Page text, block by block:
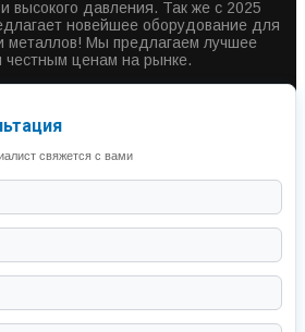
высокого давления. Так же с 2025
новейшее оборудование для
металлов! Мы предлагаем лучшее
ценам на рынке.
свяжется с вами